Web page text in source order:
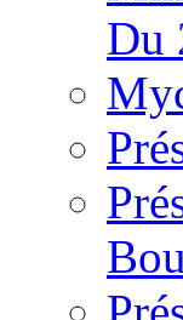
Du